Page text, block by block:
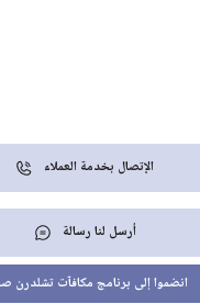
الإتصال بخدمة العملاء
أرسل لنا رسالة
انضموا إلى برنامج مكافآت تشلدرن